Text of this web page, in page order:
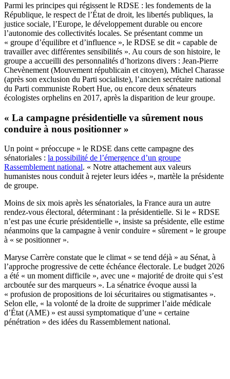
Parmi les principes qui régissent le RDSE : les fondements de la
République, le respect de l’État de droit, les libertés publiques, la
justice sociale, l’Europe, le développement durable ou encore
l’autonomie des collectivités locales. Se présentant comme un
« groupe d’équilibre et d’influence », le RDSE se dit « capable de
travailler avec différentes sensibilités ». Au cours de son histoire, le
groupe a accueilli des personnalités d’horizons divers : Jean-Pierre
Chevènement (Mouvement républicain et citoyen), Michel Charasse
(après son exclusion du Parti socialiste), l’ancien secrétaire national
du Parti communiste Robert Hue, ou encore deux sénateurs
écologistes orphelins en 2017, après la disparition de leur groupe.
« La campagne présidentielle va sûrement nous
conduire à nous positionner »
Un point « préoccupe » le RDSE dans cette campagne des
sénatoriales : la possibilité de l’émergence d’un groupe
Rassemblement national. « Notre attachement aux valeurs
humanistes nous conduit à rejeter leurs idées », martèle la présidente
de groupe.
Moins de six mois après les sénatoriales, la France aura un autre
rendez-vous électoral, déterminant : la présidentielle. Si le « RDSE
n’est pas une écurie présidentielle », insiste sa présidente, elle estime
néanmoins que la campagne à venir conduire « sûrement » le groupe
à « se positionner ».
Maryse Carrère constate que le climat « se tend déjà » au Sénat, à
l’approche progressive de cette échéance électorale. Le budget 2026
a été « un moment difficile », avec une « majorité de droite qui s’est
arcboutée sur des marqueurs ». La sénatrice évoque aussi la
« profusion de propositions de loi sécuritaires ou stigmatisantes ».
Selon elle, « la volonté de la droite de supprimer l’aide médicale
d’État (AME) » est aussi symptomatique d’une « certaine
pénétration » des idées du Rassemblement national.